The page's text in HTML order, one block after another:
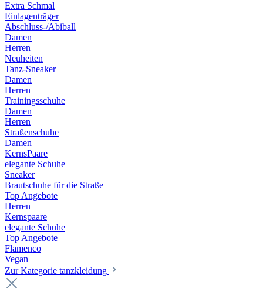
Extra Schmal
Einlagenträger
Abschluss-/Abiball
Damen
Herren
Neuheiten
Tanz-Sneaker
Damen
Herren
Trainingsschuhe
Damen
Herren
Straßenschuhe
Damen
KernsPaare
elegante Schuhe
Sneaker
Brautschuhe für die Straße
Top Angebote
Herren
Kernspaare
elegante Schuhe
Top Angebote
Flamenco
Vegan
Zur Kategorie tanzkleidung